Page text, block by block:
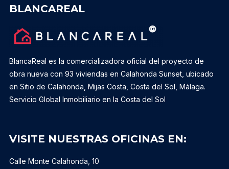
BLANCAREAL
BlancaReal es la comercializadora oficial del proyecto de
obra nueva con 93 viviendas en Calahonda Sunset, ubicado
en Sitio de Calahonda, Mijas Costa, Costa del Sol, Málaga.
Servicio Global Inmobiliario en la Costa del Sol
VISITE NUESTRAS OFICINAS EN:
Calle Monte Calahonda, 10